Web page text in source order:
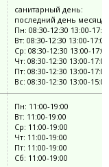
санитарный день:
последний день месяца
Пн: 08:30-12:30 13:00-
Вт: 08:30-12:30 13:00-17:00
Ср: 08:30-12:30 13:00-17:00
Чт: 08:30-12:30 13:00-17:00
Пт: 08:30-12:30 13:00-17:00
Вс: 08:30-12:30 13:00-15:00
Пн: 11:00-19:00
Вт: 11:00-19:00
Ср: 11:00-19:00
Чт: 11:00-19:00
Пт: 11:00-19:00
Сб: 11:00-19:00